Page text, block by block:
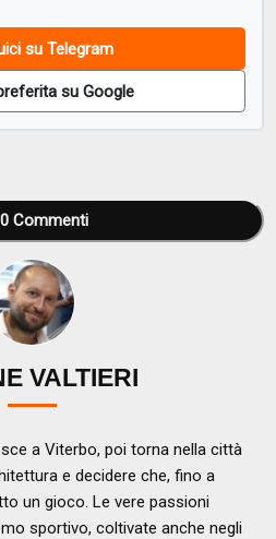
su Telegram
su Google
0Commenti
VALTIERI
a Viterbo, poi torna nella città
e decidere che, fino a
un gioco. Le vere passioni
sportivo, coltivate anche negli